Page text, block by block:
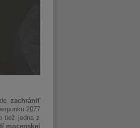
zachrániť
2077
tiež jedna z
mocenskej